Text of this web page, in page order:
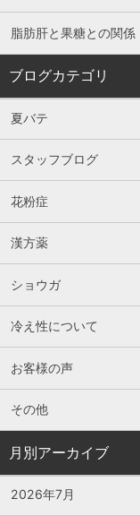
脂肪肝と果糖との関係
ブログカテゴリ
夏バテ
スタッフブログ
花粉症
漢方薬
ショウガ
冷え性について
お客様の声
その他
月別アーカイブ
2026年7月